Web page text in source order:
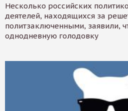
Несколько российских
деятелей, находящихся за
политзаключенными, заявили,
однодневную голодовку